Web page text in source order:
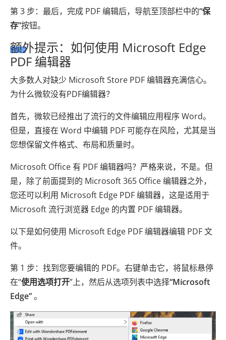
第 3 步：最后，完成 PDF 编辑后，导航至顶部栏中的“保
存”按钮。
额外提示：如何使用 Microsoft Edge
PDF 编辑器
大多数人对缺少 Microsoft Store PDF 编辑器充满信心。
为什么微软没有PDF编辑器？
首先，微软已经推出了流行的文件编辑应用程序 Word。
但是，直接在 Word 中编辑 PDF 可能存在风险，尤其是当
您想保留文件格式、布局和质量时。
Microsoft Office 有 PDF 编辑器吗？严格来说，不是。但
是，除了前面提到的 Microsoft 365 Office 编辑器之外，
您还可以利用 Microsoft Edge PDF 编辑器，这是适用于
Microsoft 流行浏览器 Edge 的内置 PDF 编辑器。
以下是如何使用 Microsoft Edge PDF 编辑器编辑 PDF 文
件。
第 1 步：找到您要编辑的 PDF。右键单击它，将鼠标悬停
在“使用选项打开”上，然后从选项列表中选择“Microsoft
Edge”。